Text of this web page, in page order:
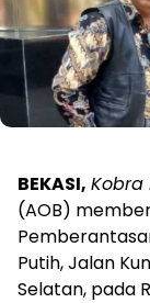
BEKASI, Kobra
(AOB)
Putih, Jalan
Selatan, pada